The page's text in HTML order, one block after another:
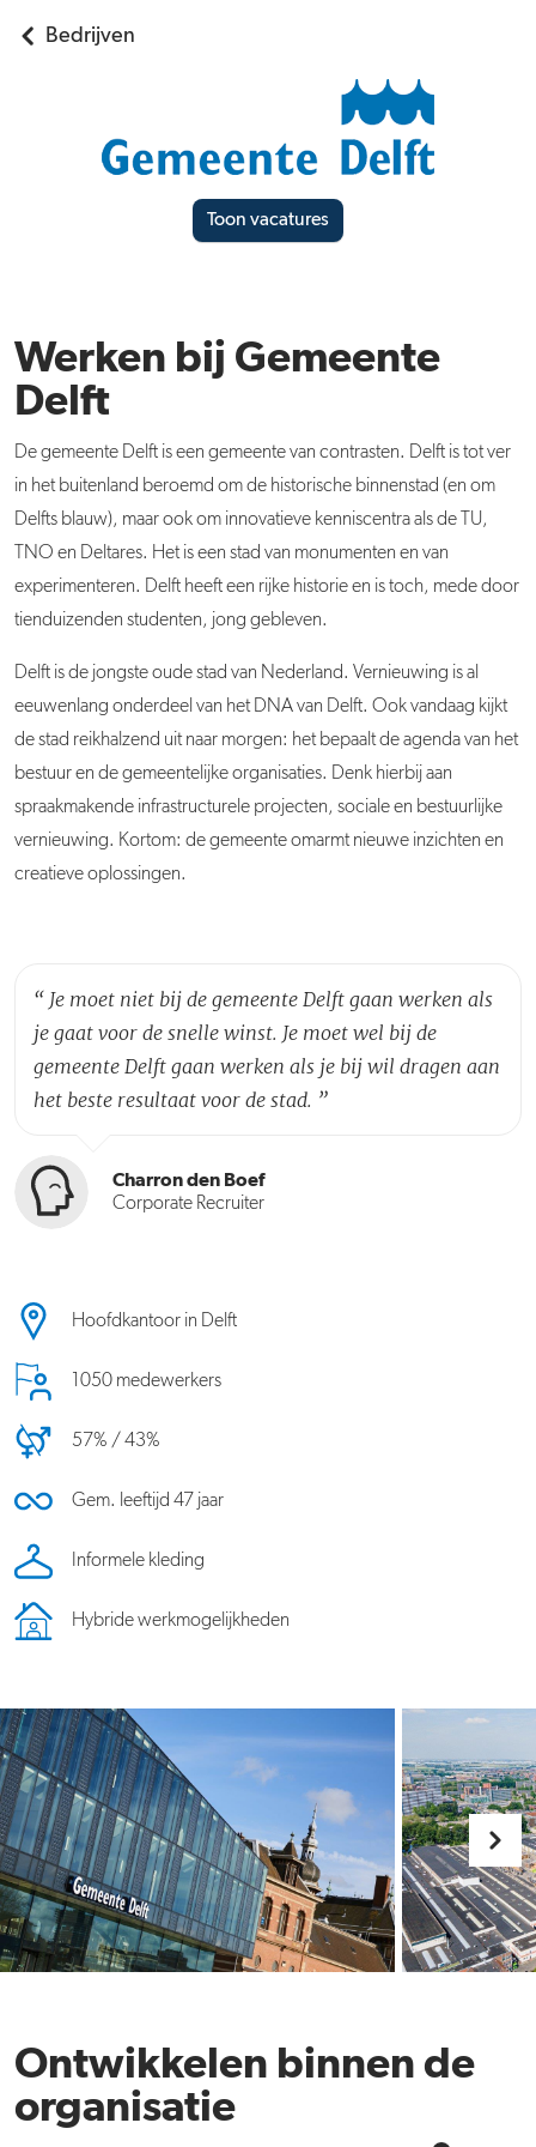
Bedrijven
Toon vacatures
Werken bij Gemeente
Delft
De gemeente Delft is een gemeente van contrasten. Delft is tot ver
in het buitenland beroemd om de historische binnenstad (en om
Delfts blauw), maar ook om innovatieve kenniscentra als de TU,
TNO en Deltares. Het is een stad van monumenten en van
experimenteren. Delft heeft een rijke historie en is toch, mede door
tienduizenden studenten, jong gebleven.
Delft is de jongste oude stad van Nederland. Vernieuwing is al
eeuwenlang onderdeel van het DNA van Delft. Ook vandaag kijkt
de stad reikhalzend uit naar morgen: het bepaalt de agenda van het
bestuur en de gemeentelijke organisaties. Denk hierbij aan
spraakmakende infrastructurele projecten, sociale en bestuurlijke
vernieuwing. Kortom: de gemeente omarmt nieuwe inzichten en
creatieve oplossingen.
“ Je moet niet bij de gemeente Delft gaan werken als
je gaat voor de snelle winst. Je moet wel bij de
gemeente Delft gaan werken als je bij wil dragen aan
het beste resultaat voor de stad. ”
Charron den Boef
Corporate Recruiter
Hoofdkantoor in Delft
1050 medewerkers
57% / 43%
Gem. leeftijd 47 jaar
Informele kleding
Hybride werkmogelijkheden
Ontwikkelen binnen de
organisatie